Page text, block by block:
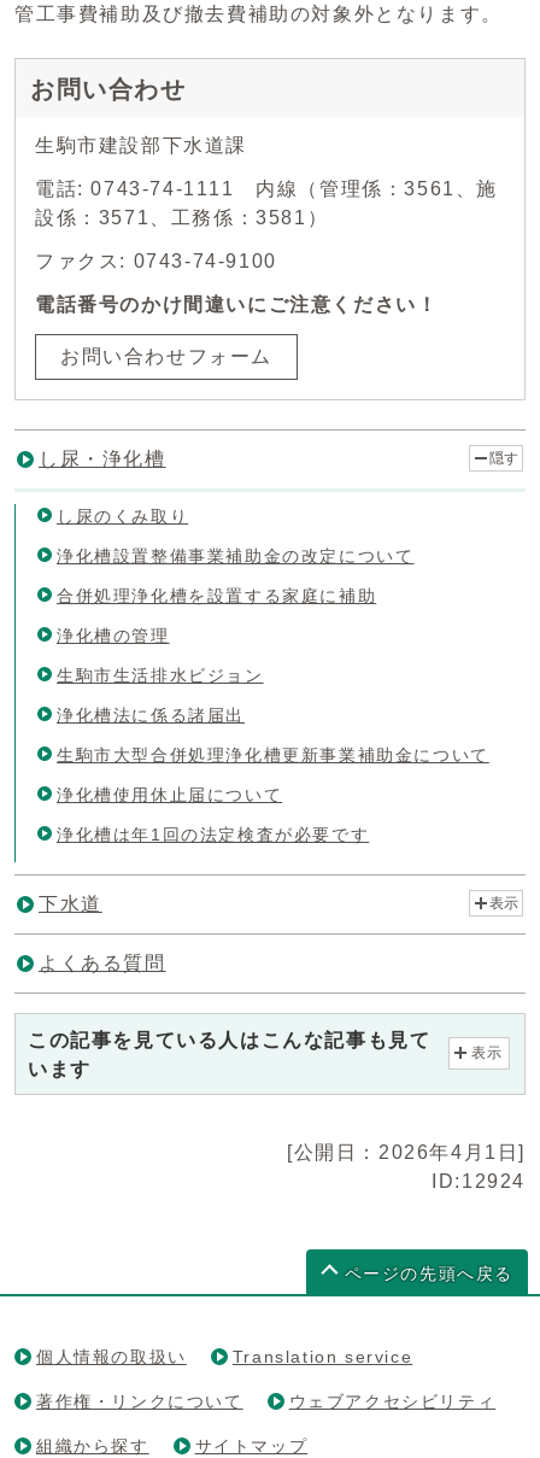
管工事費補助及び撤去費補助の対象外となります。
お問い合わせ
生駒市建設部下水道課
電話: 0743-74-1111 内線（管理係：3561、施
設係：3571、工務係：3581）
ファクス: 0743-74-9100
電話番号のかけ間違いにご注意ください！
お問い合わせフォーム
し尿・浄化槽 隠す
し尿のくみ取り
浄化槽設置整備事業補助金の改定について
合併処理浄化槽を設置する家庭に補助
浄化槽の管理
生駒市生活排水ビジョン
浄化槽法に係る諸届出
生駒市大型合併処理浄化槽更新事業補助金について
浄化槽使用休止届について
浄化槽は年1回の法定検査が必要です
下水道 表示
よくある質問
この記事を見ている人はこんな記事も見て
います
表示
[公開日：2026年4月1日]
ID:12924
ページの先頭へ戻る
個人情報の取扱い Translation service
著作権・リンクについて ウェブアクセシビリティ
組織から探す サイトマップ